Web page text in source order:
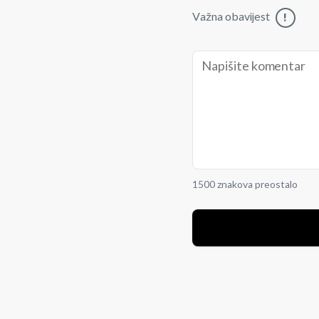
Važna obavijest !
1500 znakova preostalo